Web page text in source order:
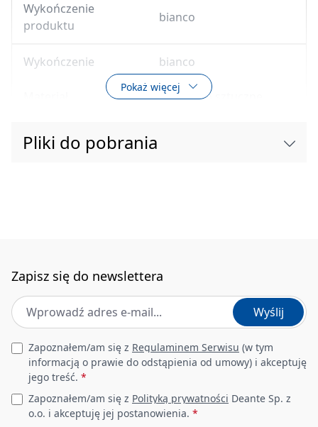
Wykończenie
produktu
bianco
Wykończenie bianco
tworzywo sztuczne
Głębokość [mm] 5.5
Przykładana siła
robocza < 20 N
Tak
Dodatkowe cechy
pasuje do wszystkich
stelaży z oferty
Pokaż więcej
Pliki do pobrania
Zapisz się do newslettera
Adres e-mail *
Wyślij
Leave this field empty
Zapoznałem/am się z Regulaminem Serwisu (w tym
informacją o prawie do odstąpienia od umowy) i akceptuję
jego treść. *
Zapoznałem/am się z Polityką prywatności Deante Sp. z
o.o. i akceptuję jej postanowienia. *